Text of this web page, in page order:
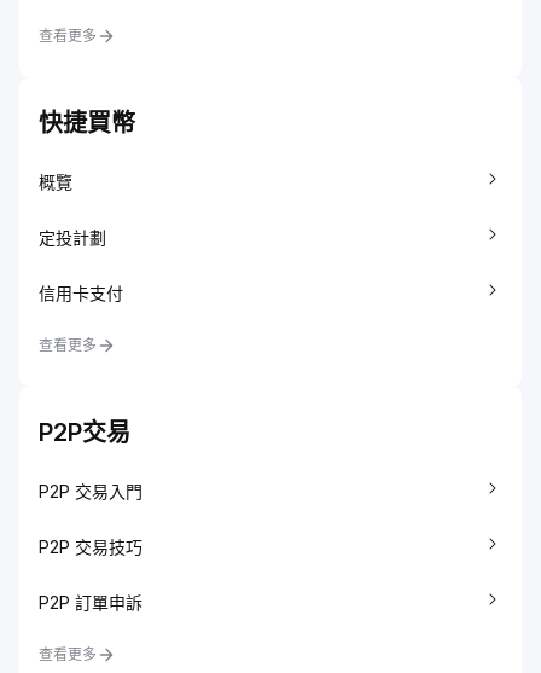
查看更多
快捷買幣
概覽
定投計劃
信用卡支付
查看更多
P2P交易
P2P 交易入門
P2P 交易技巧
P2P 訂單申訴
查看更多